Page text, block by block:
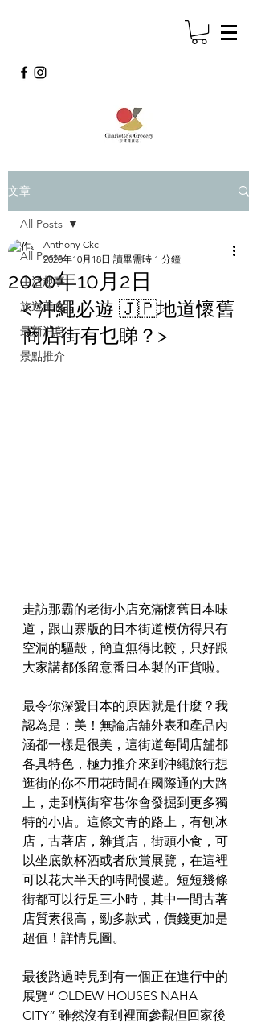
文章
All Posts
生活趣事
旅遊美食
最新消息
景點推介
All Posts
2020年10月2日
Anthony Ckc
2020年10月18日 讀畢需時 1 分鐘
< 沖繩必遊 🇯🇵地道懷舊
商店街有乜睇？>
走訪那霸的老街小店充滿懷舊日本味
道，跟山寨版的日本街道模仿得只有
空洞的驅殼，簡直無得比較，只好跟
大家講都係留意番日本製的正貨啦。
最令你深愛日本的原因就是什麼？我
認為是：美！無論店舖外表和產品內
涵都一樣是很美，這街道每間店舖都
各具特色，極力推介來到沖繩旅行想
逛街的你不用花時間在國際通的大路
上，走到橫街窄巷你會發掘到更多獨
特的小店。這條文青的路上，有刨冰
店，古著店，雜貨店，街頭小食，可
以坐底飲杯酒或者欣賞展覽，在這裡
可以花大半天的時間慢遊。短短幾條
街都可以行足三小時，其中一間古著
店質素很高，勁多款式，價錢更加是
超值！詳情見圖。
最後路過時見到有一個正在進行中的
展覽“ OLDEW HOUSES NAHA
CITY” 雖然沒有到裡面參觀但回家後